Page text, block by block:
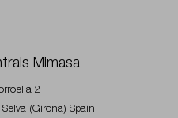
Mimasa
2
(Girona) Spain